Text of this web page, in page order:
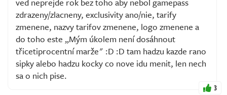
zdrazeny/zlacneny, exclusivity ano/nie, tarify
zmenene, nazvy tarifov zmenene, logo zmenene a
do toho este „Mým úkolem není dosáhnout
třicetiprocentní marže" :D :D tam hadzu kazde rano
sipky alebo hadzu kocky co nove idu menit, len nech
sa o nich pise.
3